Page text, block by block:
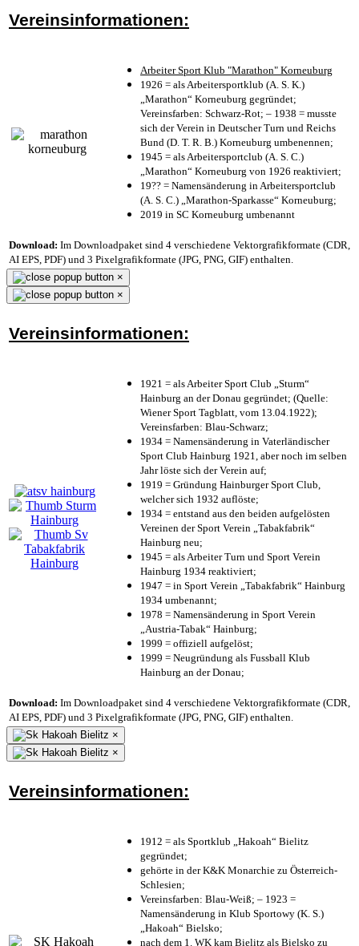
Vereinsinformationen:
Arbeiter Sport Klub "Marathon" Korneuburg
1926 = als Arbeitersportklub (A. S. K.)
„Marathon“ Korneuburg gegründet;
Vereinsfarben: Schwarz-Rot; – 1938 = musste
sich der Verein in Deutscher Turn und Reichs
Bund (D. T. R. B.) Korneuburg umbenennen;
1945 = als Arbeitersportclub (A. S. C.)
„Marathon“ Korneuburg von 1926 reaktiviert;
19?? = Namensänderung in Arbeitersportclub
(A. S. C.) „Marathon-Sparkasse“ Korneuburg;
2019 in SC Korneuburg umbenannt
Download: Im Downloadpaket sind 4 verschiedene Vektorgrafikformate (CDR,
AI EPS, PDF) und 3 Pixelgrafikformate (JPG, PNG, GIF) enthalten.
×
×
Vereinsinformationen:
1921 = als Arbeiter Sport Club „Sturm“
Hainburg an der Donau gegründet; (Quelle:
Wiener Sport Tagblatt, vom 13.04.1922);
Vereinsfarben: Blau-Schwarz;
1934 = Namensänderung in Vaterländischer
Sport Club Hainburg 1921, aber noch im selben
Jahr löste sich der Verein auf;
1919 = Gründung Hainburger Sport Club,
welcher sich 1932 auflöste;
1934 = entstand aus den beiden aufgelösten
Vereinen der Sport Verein „Tabakfabrik“
Hainburg neu;
1945 = als Arbeiter Turn und Sport Verein
Hainburg 1934 reaktiviert;
1947 = in Sport Verein „Tabakfabrik“ Hainburg
1934 umbenannt;
1978 = Namensänderung in Sport Verein
„Austria-Tabak“ Hainburg;
1999 = offiziell aufgelöst;
1999 = Neugründung als Fussball Klub
Hainburg an der Donau;
Download: Im Downloadpaket sind 4 verschiedene Vektorgrafikformate (CDR,
AI EPS, PDF) und 3 Pixelgrafikformate (JPG, PNG, GIF) enthalten.
×
×
Vereinsinformationen:
1912 = als Sportklub „Hakoah“ Bielitz
gegründet;
gehörte in der K&K Monarchie zu Österreich-
Schlesien;
Vereinsfarben: Blau-Weiß; – 1923 =
Namensänderung in Klub Sportowy (K. S.)
„Hakoah“ Bielsko;
nach dem 1. WK kam Bielitz als Bielsko zu